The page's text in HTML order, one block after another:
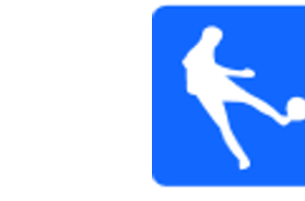
SPIELE
0
AUFEINANDERFOLGENDE
PAY-TV-SPIELE